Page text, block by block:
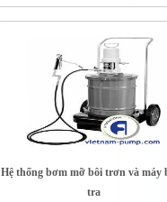
Hệ thống bơm mỡ bôi trơn và máy
tra